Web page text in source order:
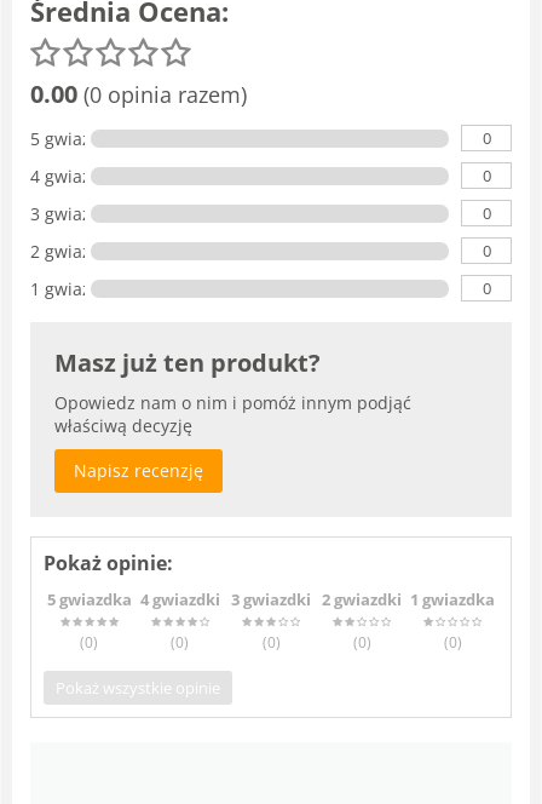
Średnia Ocena:
0.00 (0 opinia razem)
5 gwiazdka 0
4 gwiazdki 0
3 gwiazdki 0
2 gwiazdki 0
1 gwiazdka 0
Masz już ten produkt?
Opowiedz nam o nim i pomóż innym podjąć
właściwą decyzję
Napisz recenzję
Pokaż opinie:
5 gwiazdka
(0)
4 gwiazdki
(0)
3 gwiazdki
(0)
2 gwiazdki
(0)
1 gwiazdka
(0)
Pokaż wszystkie opinie